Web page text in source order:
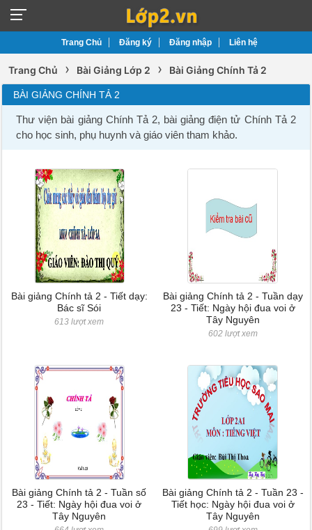
Trang Chủ Đăng ký Đăng nhập Liên hệ
Trang Chủ › Bài Giảng Lớp 2 › Bài Giảng Chính Tả 2
BÀI GIẢNG CHÍNH TẢ 2
Thư viện bài giảng Chính Tả 2, bài giảng điện tử Chính Tả 2
cho học sinh, phụ huynh và giáo viên tham khảo.
Bài giảng Chính tả 2 - Tiết dạy:
Bác sĩ Sói
613 lượt xem
Bài giảng Chính tả 2 - Tuần dạy
23 - Tiết: Ngày hội đua voi ở
Tây Nguyên
602 lượt xem
Bài giảng Chính tả 2 - Tuần số
23 - Tiết: Ngày hội đua voi ở
Tây Nguyên
Bài giảng Chính tả 2 - Tuần 23 -
Tiết học: Ngày hội đua voi ở
Tây Nguyên